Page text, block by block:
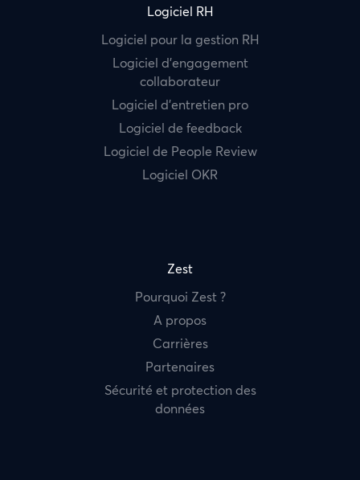
Logiciel RH
Logiciel pour la gestion RH
Logiciel d’engagement
collaborateur
Logiciel d’entretien pro
Logiciel de feedback
Logiciel de People Review
Logiciel OKR
Zest
Pourquoi Zest ?
A propos
Carrières
Partenaires
Sécurité et protection des
données